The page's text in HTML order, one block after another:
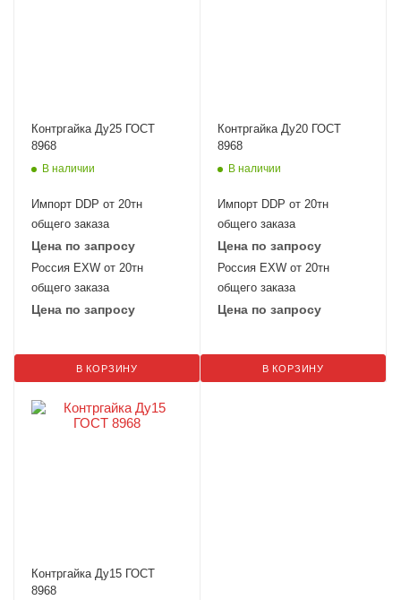
Контргайка Ду25 ГОСТ
8968
В наличии
Импорт DDP от 20тн
общего заказа
Цена по запросу
Россия EXW от 20тн
общего заказа
Цена по запросу
В КОРЗИНУ
Контргайка Ду20 ГОСТ
8968
В наличии
Импорт DDP от 20тн
общего заказа
Цена по запросу
Россия EXW от 20тн
общего заказа
Цена по запросу
В КОРЗИНУ
Контргайка Ду15 ГОСТ
8968